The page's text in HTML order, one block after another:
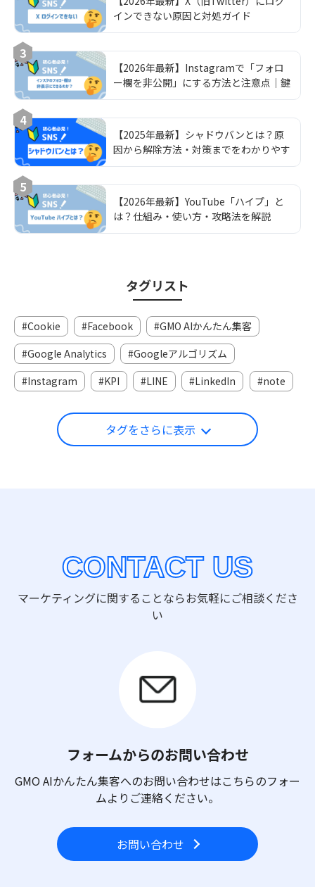
インできない原因と対処ガイド
3
【2026年最新】Instagramで「フォロ
ー欄を非公開」にする方法と注意点｜鍵
垢運用の完全ガイド
4
【2025年最新】シャドウバンとは？原
因から解除方法・対策までをわかりやす
く解説
5
【2026年最新】YouTube「ハイプ」と
は？仕組み・使い方・攻略法を解説
タグリスト
Cookie Facebook
GMO AIかんたん集客
Google Analytics
Googleアルゴリズム
Instagram
KPI LINE LinkedIn note
タグをさらに表示
CONTACT US
マーケティングに関することならお気軽にご相談くださ
い
フォームからのお問い合わせ
GMO AIかんたん集客へのお問い合わせはこちらのフォー
ムよりご連絡ください。
お問い合わせ